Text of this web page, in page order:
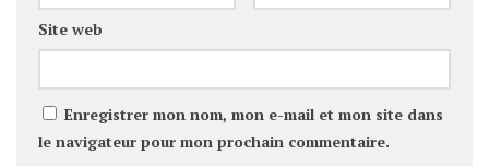
Site web
Enregistrer mon nom, mon e-mail et mon site dans
le navigateur pour mon prochain commentaire.